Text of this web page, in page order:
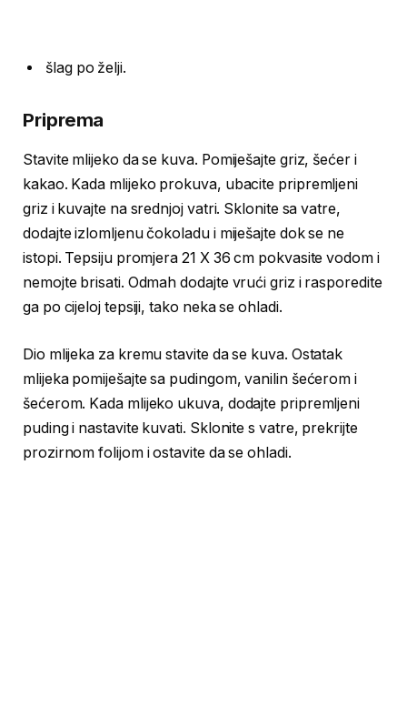
šlag po želji.
Priprema
Stavite mlijeko da se kuva. Pomiješajte griz, šećer i
kakao. Kada mlijeko prokuva, ubacite pripremljeni
griz i kuvajte na srednjoj vatri. Sklonite sa vatre,
dodajte izlomljenu čokoladu i miješajte dok se ne
istopi. Tepsiju promjera 21 X 36 cm pokvasite vodom i
nemojte brisati. Odmah dodajte vrući griz i rasporedite
ga po cijeloj tepsiji, tako neka se ohladi.
Dio mlijeka za kremu stavite da se kuva. Ostatak
mlijeka pomiješajte sa pudingom, vanilin šećerom i
šećerom. Kada mlijeko ukuva, dodajte pripremljeni
puding i nastavite kuvati. Sklonite s vatre, prekrijte
prozirnom folijom i ostavite da se ohladi.